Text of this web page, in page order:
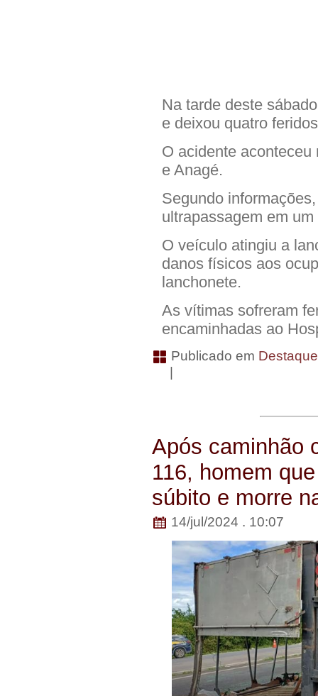
Na tarde deste
e deixou quatro
O acidente
e Anagé.
Segundo
ultrapassagem em
O veículo atingiu a
danos físicos aos
lanchonete.
As vítimas sofreram
encaminhadas ao
Publicado em
|
Após caminhão
116, homem
súbito e morre
14/jul/2024 . 10:07